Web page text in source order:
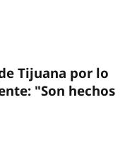
Tijuana por lo
"Son hechos